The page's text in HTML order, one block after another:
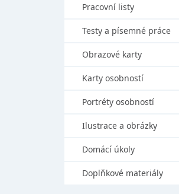
Pracovní listy
Testy a písemné práce
Obrazové karty
Karty osobností
Portréty osobností
Ilustrace a obrázky
Domácí úkoly
Doplňkové materiály